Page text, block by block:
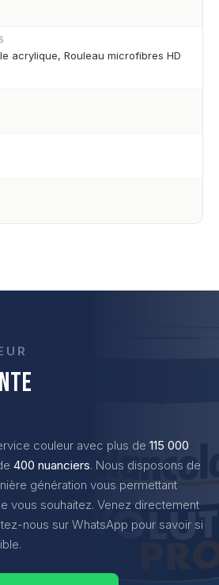
acrylique, Rouleau microfibres HD
couleur avec plus de 115 000
400 nuanciers. Nous disposons de
génération vous permettant
vous souhaitez. Venez directement
nous sur WhatsApp pour savoir si